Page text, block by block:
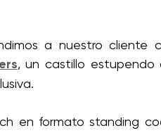
a nuestro cliente
, un castillo estupendo
en formato standing